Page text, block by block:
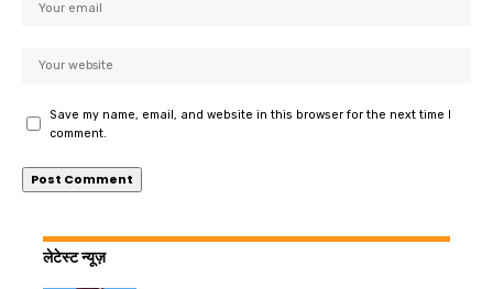
Save my name, email, and website in this browser for the next time I
comment.
लेटेस्ट न्यूज़